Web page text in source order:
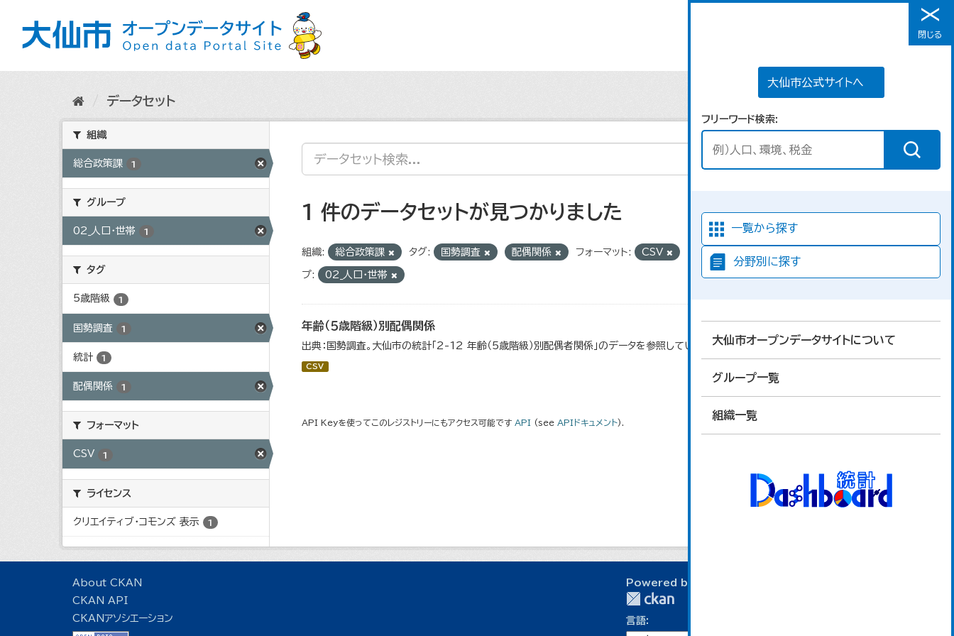
メニュー
大仙市公式サイトへ
フリーワード検索
一覧から探す
分野別に探す
大仙市オープンデータサイトについて
グループ一覧
組織一覧
閉じる
データセット
組織
総合政策課 1
グループ
02_人口・世帯 1
タグ
5歳階級 1
国勢調査 1
統計 1
配偶関係 1
フォーマット
CSV 1
ライセンス
クリエイティブ・コモンズ 表示 1
1 件のデータセットが見つかりました
組織: 総合政策課 タグ: 国勢調査 配偶関係 フォーマット: CSV グルー
プ: 02_人口・世帯
年齢（５歳階級）別配偶関係
出典：国勢調査。大仙市の統計「2-12 年齢（5歳階級）別配偶者関係」のデータを参照しています。
CSV
API Keyを使ってこのレジストリーにもアクセス可能です API (see APIドキュメント).
About CKAN
CKAN API
CKANアソシエーション
Powered by
言語